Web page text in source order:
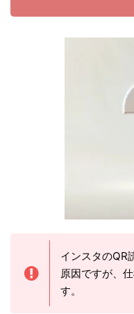
インスタのQR
原因ですが、
す。